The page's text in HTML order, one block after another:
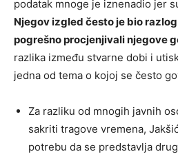
podatak mnoge je iznenadio jer
Njegov izgled često je bio
pogrešno procjenjivali njegove
razlika između stvarne dobi i
jedna od tema o kojoj se često
Za razliku od mnogih javnih
sakriti tragove vremena,
potrebu da se predstavlja